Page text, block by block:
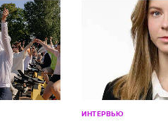
ИНТЕРВЬЮ